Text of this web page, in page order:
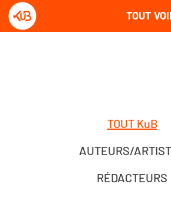
TOUT
TOUT KuB
AUTEURS/
RÉDACTEURS